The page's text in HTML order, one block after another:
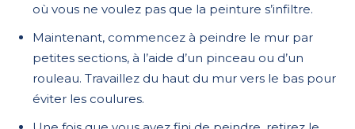
où vous ne voulez pas que la peinture s’infiltre.
Maintenant, commencez à peindre le mur par
petites sections, à l’aide d’un pinceau ou d’un
rouleau. Travaillez du haut du mur vers le bas pour
éviter les coulures.